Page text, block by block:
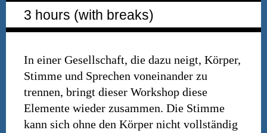
3 hours (with breaks)
In einer Gesellschaft, die dazu neigt, Körper,
Stimme und Sprechen voneinander zu
trennen, bringt dieser Workshop diese
Elemente wieder zusammen. Die Stimme
kann sich ohne den Körper nicht vollständig